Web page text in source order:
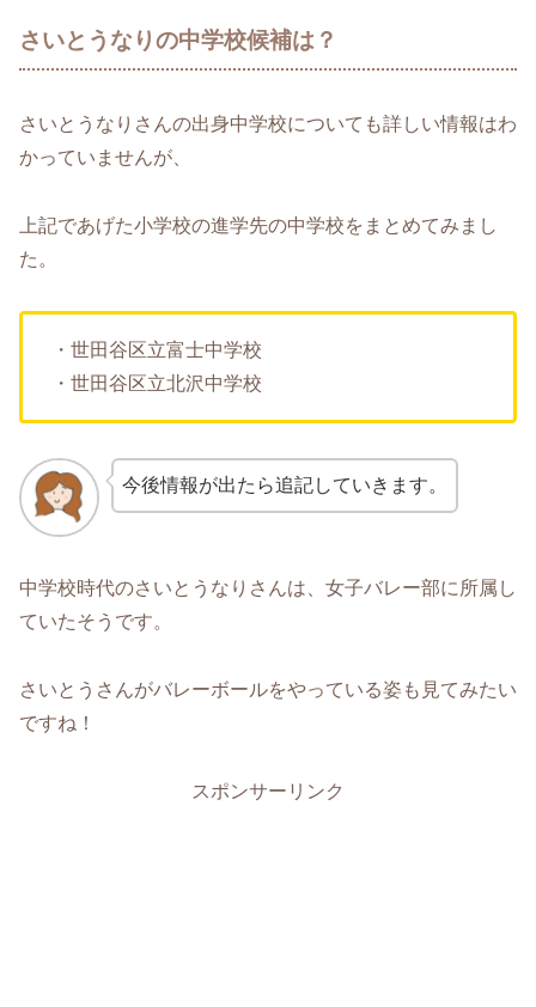
さいとうなりの中学校候補は？
さいとうなりさんの出身中学校についても詳しい情報はわ
かっていませんが、
上記であげた小学校の進学先の中学校をまとめてみまし
た。
・世田谷区立富士中学校
・世田谷区立北沢中学校
今後情報が出たら追記していきます。
中学校時代のさいとうなりさんは、女子バレー部に所属し
ていたそうです。
さいとうさんがバレーボールをやっている姿も見てみたい
ですね！
スポンサーリンク